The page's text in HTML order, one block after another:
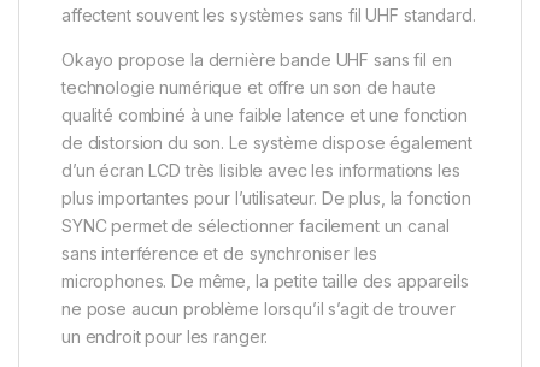
affectent souvent les systèmes sans fil UHF standard.
Okayo propose la dernière bande UHF sans fil en
technologie numérique et offre un son de haute
qualité combiné à une faible latence et une fonction
de distorsion du son. Le système dispose également
d’un écran LCD très lisible avec les informations les
plus importantes pour l’utilisateur. De plus, la fonction
SYNC permet de sélectionner facilement un canal
sans interférence et de synchroniser les
microphones. De même, la petite taille des appareils
ne pose aucun problème lorsqu’il s’agit de trouver
un endroit pour les ranger.